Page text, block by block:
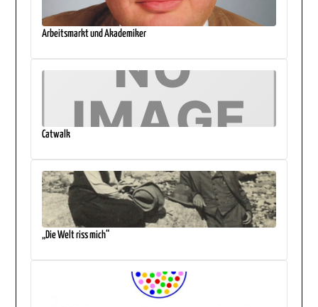
Arbeitsmarkt und Akademiker
Catwalk
„Die Welt riss mich“